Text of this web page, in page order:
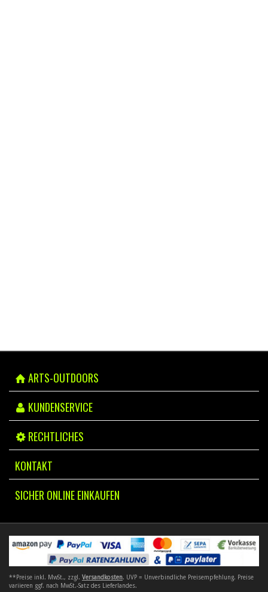
ARTS-OUTDOORS
KUNDENSERVICE
RECHTLICHES
KONTAKT
SICHER ONLINE EINKAUFEN
**Preise inkl. MwSt., zzgl. Versandkosten. UVP = Unverbindliche Preisempfehlung. Preise
variieren ggf. nach MwSt.-Satz des Lieferlandes.